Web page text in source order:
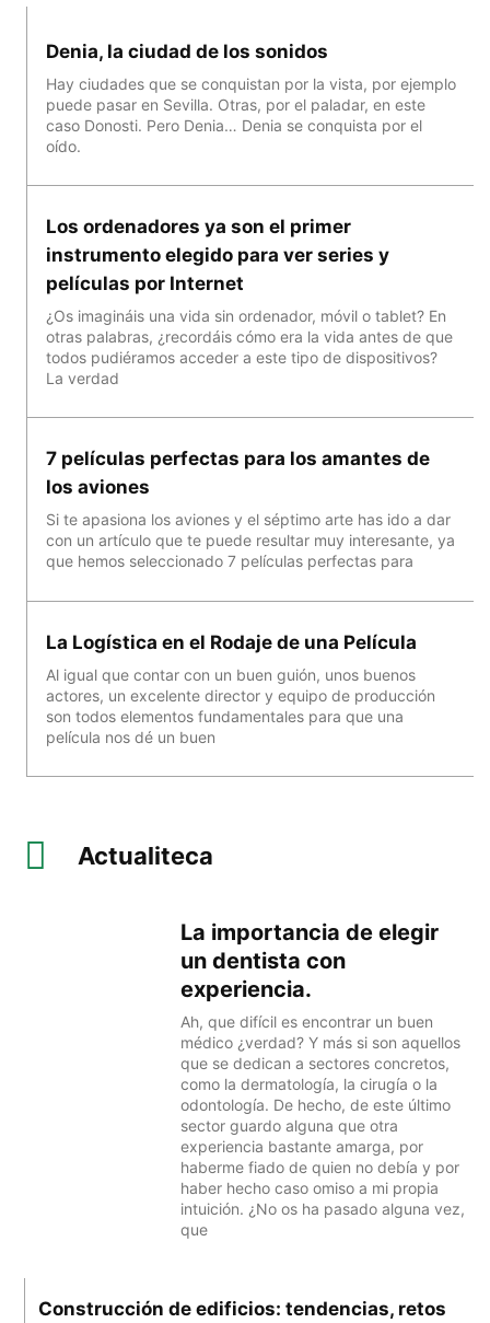
Denia, la ciudad de los sonidos
Hay ciudades que se conquistan por la vista, por ejemplo
puede pasar en Sevilla. Otras, por el paladar, en este
caso Donosti. Pero Denia… Denia se conquista por el
oído.
Los ordenadores ya son el primer
instrumento elegido para ver series y
películas por Internet
¿Os imagináis una vida sin ordenador, móvil o tablet? En
otras palabras, ¿recordáis cómo era la vida antes de que
todos pudiéramos acceder a este tipo de dispositivos?
La verdad
7 películas perfectas para los amantes de
los aviones
Si te apasiona los aviones y el séptimo arte has ido a dar
con un artículo que te puede resultar muy interesante, ya
que hemos seleccionado 7 películas perfectas para
La Logística en el Rodaje de una Película
Al igual que contar con un buen guión, unos buenos
actores, un excelente director y equipo de producción
son todos elementos fundamentales para que una
película nos dé un buen
Actualiteca
La importancia de elegir
un dentista con
experiencia.
Ah, que difícil es encontrar un buen
médico ¿verdad? Y más si son aquellos
que se dedican a sectores concretos,
como la dermatología, la cirugía o la
odontología. De hecho, de este último
sector guardo alguna que otra
experiencia bastante amarga, por
haberme fiado de quien no debía y por
haber hecho caso omiso a mi propia
intuición. ¿No os ha pasado alguna vez,
que
Construcción de edificios: tendencias, retos